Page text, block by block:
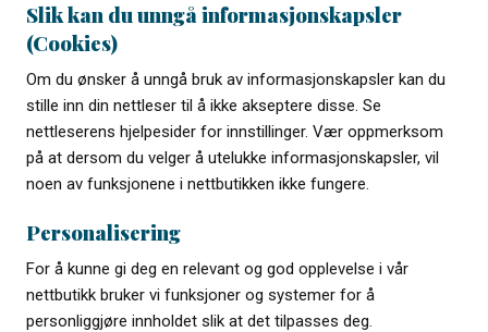
Slik kan du unngå informasjonskapsler
(Cookies)
Om du ønsker å unngå bruk av informasjonskapsler kan du
stille inn din nettleser til å ikke akseptere disse. Se
nettleserens hjelpesider for innstillinger. Vær oppmerksom
på at dersom du velger å utelukke informasjonskapsler, vil
noen av funksjonene i nettbutikken ikke fungere.
Personalisering
For å kunne gi deg en relevant og god opplevelse i vår
nettbutikk bruker vi funksjoner og systemer for å
personliggjøre innholdet slik at det tilpasses deg.